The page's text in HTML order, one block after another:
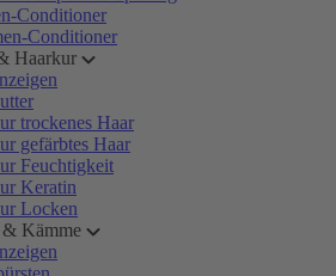
Conditioner
Conditioner
Haarkur
trockenes Haar
gefärbtes Haar
Feuchtigkeit
Keratin
Locken
& Kämme